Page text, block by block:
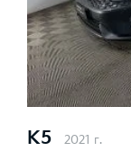
K5 2021 г.